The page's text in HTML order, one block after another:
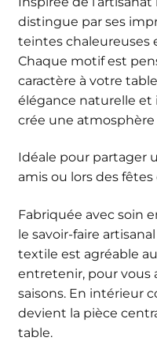
distingue par ses
teintes chaleureuses
Chaque motif est
caractère à votre
élégance naturelle et
crée une
Idéale pour partager
amis ou lors des fêtes
Fabriquée avec soin
le savoir-faire
textile est agréable
entretenir, pour vous
saisons. En intérieur
devient la pièce
table.